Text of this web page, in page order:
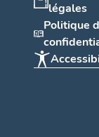
légales
Politique